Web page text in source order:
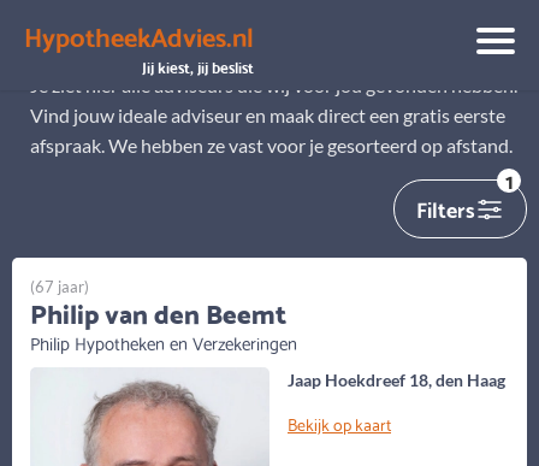
HypotheekAdvies.nl
Jij kiest, jij beslist
Alle adviseurs
Je ziet hier alle adviseurs die wij voor jou gevonden hebben.
Vind jouw ideale adviseur en maak direct een gratis eerste
afspraak. We hebben ze vast voor je gesorteerd op afstand.
Filters
1
Jaap Hoekdreef 18, den Haag
Bekijk op kaart
(67 jaar)
Philip van den Beemt
Philip Hypotheken en Verzekeringen